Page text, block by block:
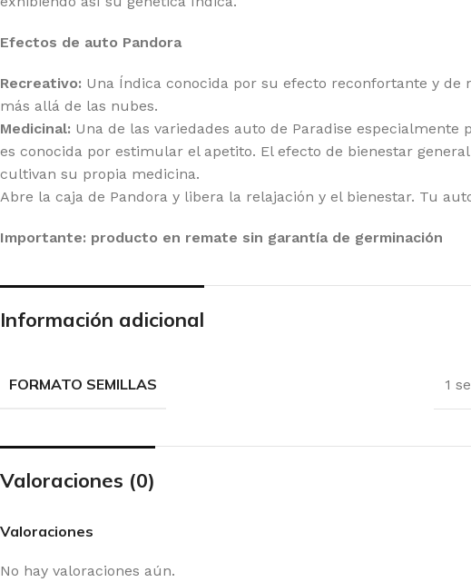
Efectos de auto Pandora
Recreativo: Una Índica conocida por su efecto reconfortante y
más allá de las nubes.
Medicinal: Una de las variedades auto de Paradise
es conocida por estimular el apetito. El efecto de bienestar
cultivan su propia medicina.
Abre la caja de Pandora y libera la relajación y el bienestar. Tu
Importante: producto en remate sin garantía de germinación
Información adicional
FORMATO SEMILLAS 1
Valoraciones (0)
Valoraciones
No hay valoraciones aún.